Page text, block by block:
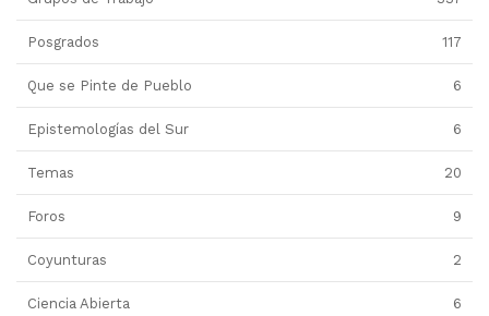
Posgrados 117
Que se Pinte de Pueblo 6
Epistemologías del Sur 6
Temas 20
Foros 9
Coyunturas 2
Ciencia Abierta 6